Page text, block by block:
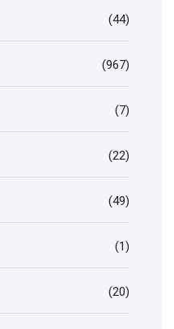
(44)
(967)
(7)
(22)
(49)
(1)
(20)